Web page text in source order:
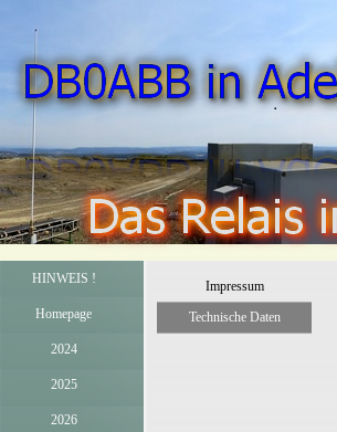
HINWEIS !
Homepage
2024
2025
2026
Impressum
Technische Daten